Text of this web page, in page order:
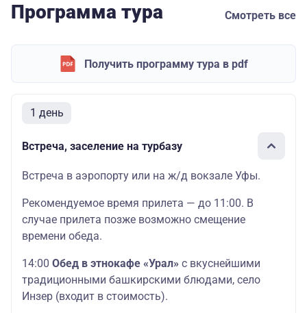
Программа тура Смотреть все
Получить программу тура в pdf
1 день
Встреча, заселение на турбазу
Встреча в аэропорту или на ж/д вокзале Уфы.
Рекомендуемое время прилета — до 11:00. В
случае прилета позже возможно смещение
времени обеда.
14:00 Обед в этнокафе «Урал» с вкуснейшими
традиционными башкирскими блюдами, село
Инзер (входит в стоимость).